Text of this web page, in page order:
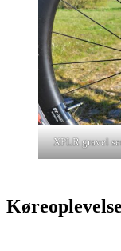
XPLR gravel
Køreoplevelse